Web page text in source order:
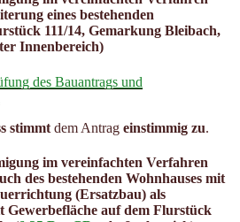
eines bestehenden
111/14, Gemarkung Bleibach,
Innenbereich)
des Bauantrags und
stimmt dem Antrag einstimmig zu.
im vereinfachten Verfahren
des bestehenden Wohnhauses mit
(Ersatzbau) als
Gewerbefläche auf dem Flurstück